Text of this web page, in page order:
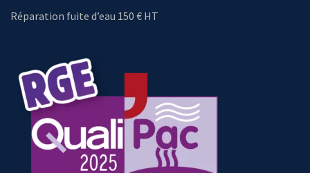
Réparation fuite d’eau 150 € HT